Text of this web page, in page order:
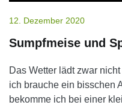
12. Dezember 2020
Sumpfmeise und
Das Wetter lädt zwar
ich brauche ein bisschen
bekomme ich bei einer